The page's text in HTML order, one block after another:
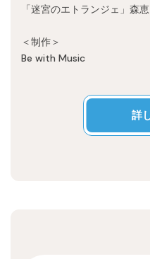
「迷宮のエトランジェ」森
＜制作＞
Be with Music
詳